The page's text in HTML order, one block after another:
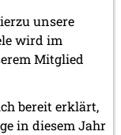
unsere
wird im
Mitglied
bereit erklärt,
in diesem Jahr